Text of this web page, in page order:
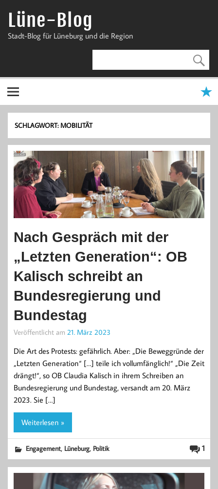
InhaltLüne-Blog
Stadt-Blog für Lüneburg und die Region
SCHLAGWORT: MOBILITÄT
Nach Gespräch mit der
„Letzten Generation“: OB
Kalisch schreibt an
Bundesregierung und
Bundestag
Veröffentlicht am 21. März 2023
Die Art des Protests: gefährlich. Aber: „Die Beweggründe der
„Letzten Generation“ […] teile ich vollumfänglich!“ „Die Zeit
drängt!“, so OB Claudia Kalisch in ihrem Schreiben an
Bundesregierung und Bundestag, versandt am 20. März
2023. Sie […]
Weiterlesen »
1
Engagement, Lüneburg, Politik